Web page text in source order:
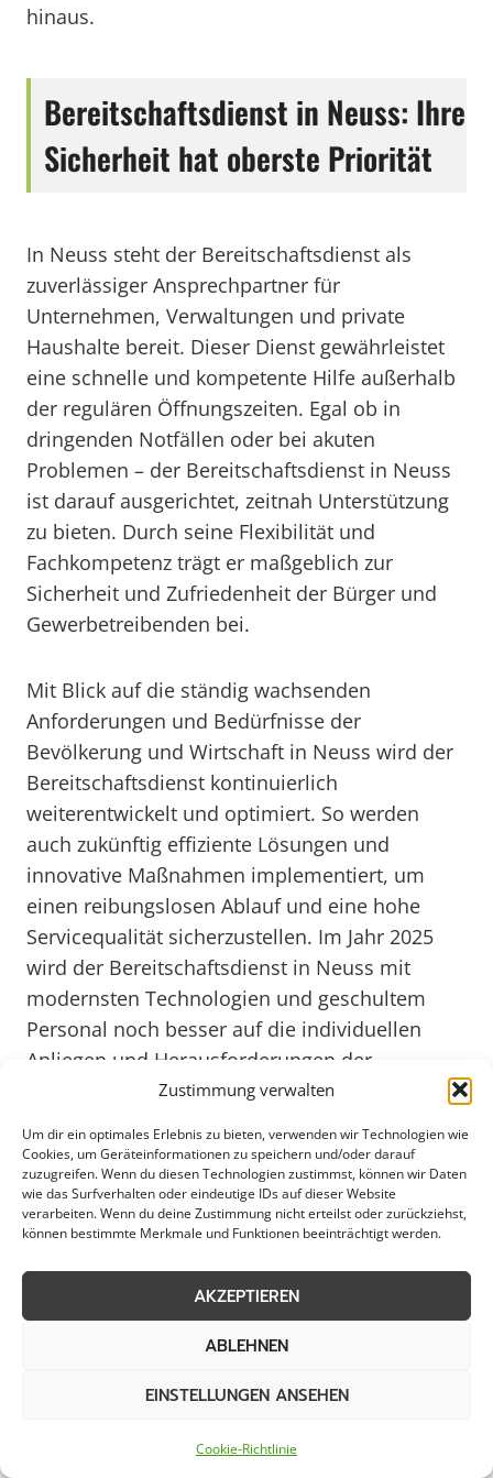
Zustimmung verwalten
Um dir ein optimales Erlebnis zu bieten, verwenden wir Technologien wie
Cookies, um Geräteinformationen zu speichern und/oder darauf
zuzugreifen. Wenn du diesen Technologien zustimmst, können wir Daten
wie das Surfverhalten oder eindeutige IDs auf dieser Website
verarbeiten. Wenn du deine Zustimmung nicht erteilst oder zurückziehst,
können bestimmte Merkmale und Funktionen beeinträchtigt werden.
AKZEPTIEREN
ABLEHNEN
EINSTELLUNGEN ANSEHEN
Cookie-Richtlinie
hinaus.
Bereitschaftsdienst in Neuss: Ihre
Sicherheit hat oberste Priorität
In Neuss steht der Bereitschaftsdienst als
zuverlässiger Ansprechpartner für
Unternehmen, Verwaltungen und private
Haushalte bereit. Dieser Dienst gewährleistet
eine schnelle und kompetente Hilfe außerhalb
der regulären Öffnungszeiten. Egal ob in
dringenden Notfällen oder bei akuten
Problemen – der Bereitschaftsdienst in Neuss
ist darauf ausgerichtet, zeitnah Unterstützung
zu bieten. Durch seine Flexibilität und
Fachkompetenz trägt er maßgeblich zur
Sicherheit und Zufriedenheit der Bürger und
Gewerbetreibenden bei.
Mit Blick auf die ständig wachsenden
Anforderungen und Bedürfnisse der
Bevölkerung und Wirtschaft in Neuss wird der
Bereitschaftsdienst kontinuierlich
weiterentwickelt und optimiert. So werden
auch zukünftig effiziente Lösungen und
innovative Maßnahmen implementiert, um
einen reibungslosen Ablauf und eine hohe
Servicequalität sicherzustellen. Im Jahr 2025
wird der Bereitschaftsdienst in Neuss mit
modernsten Technologien und geschultem
Personal noch besser auf die individuellen
Anliegen und Herausforderungen der
verschiedenen Zielgruppen eingehen. Dank
Arbeitsweise bleibt der Bereitschaftsdienst ein
unverzichtbarer Partner für die Menschen in
Neuss.
Weitere Themen in Neuss